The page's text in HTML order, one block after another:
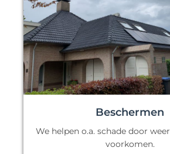
Beschermen
We helpen o.a. schade door
voorkomen.